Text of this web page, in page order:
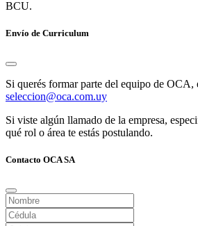
BCU.
Envío de Curriculum
Si querés formar parte del equipo de OCA,
seleccion@oca.com.uy
Si viste algún llamado de la empresa,
qué rol o área te estás postulando.
Contacto OCA SA